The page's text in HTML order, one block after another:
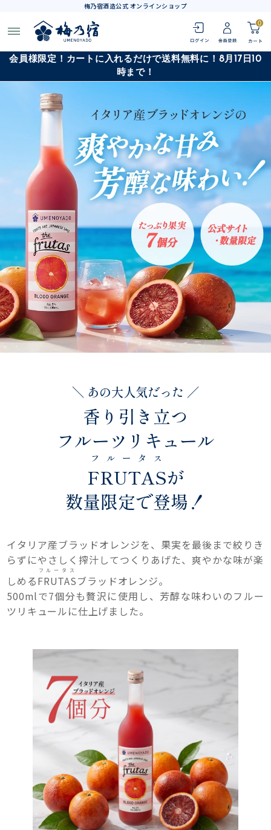
梅乃宿酒造公式 オンラインショップ
0
会員様限定！カートに入れるだけで送料無料に！8月17日10
時まで！
＼ あの大人気だった ／
香り引き立つ
フルーツリキュール
FRUTAS
フルータス
が
数量限定で登場！
イタリア産ブラッドオレンジを、果実を最後まで絞りき
らずにやさしく搾汁してつくりあげた、爽やかな味が楽
しめるFRUTAS
フルータス
ブラッドオレンジ。
500mlで7個分も贅沢に使用し、芳醇な味わいのフルー
ツリキュールに仕上げました。